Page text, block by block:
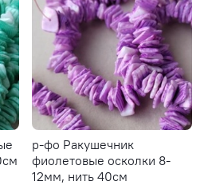
р-фо Ракушечник
фиолетовые осколки 8-
12мм, нить 40см